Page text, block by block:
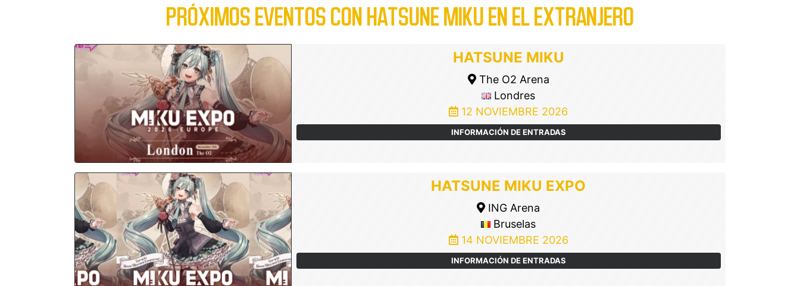
PRÓXIMOS EVENTOS CON HATSUNE MIKU EN EL EXTRANJERO
HATSUNE MIKU
The O2 Arena
Londres
12 NOVIEMBRE 2026
INFORMACIÓN DE ENTRADAS
HATSUNE MIKU EXPO
ING Arena
Bruselas
14 NOVIEMBRE 2026
INFORMACIÓN DE ENTRADAS